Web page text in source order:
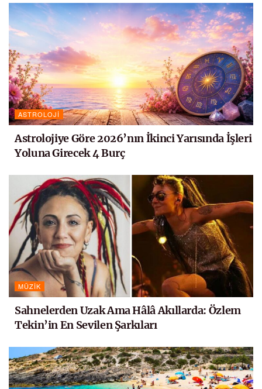
ASTROLOJI
Astrolojiye Göre 2026’nın İkinci Yarısında İşleri
Yoluna Girecek 4 Burç
MÜZIK
Sahnelerden Uzak Ama Hâlâ Akıllarda: Özlem
Tekin’in En Sevilen Şarkıları